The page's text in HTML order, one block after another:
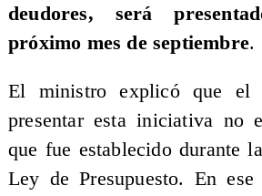
deudores, será
próximo mes de septiembre.
El ministro explicó que el
presentar esta iniciativa no
que fue establecido durante
Ley de Presupuesto. En